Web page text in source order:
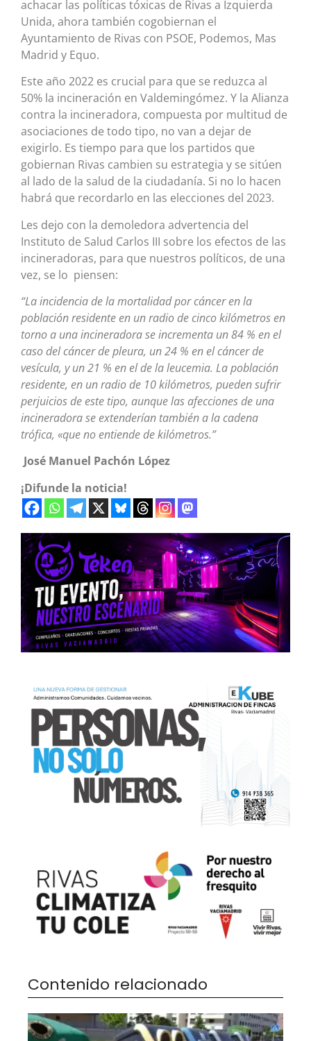
achacar las políticas tóxicas de Rivas a Izquierda
Unida, ahora también cogobiernan el
Ayuntamiento de Rivas con PSOE, Podemos, Mas
Madrid y Equo.
Este año 2022 es crucial para que se reduzca al
50% la incineración en Valdemingómez. Y la Alianza
contra la incineradora, compuesta por multitud de
asociaciones de todo tipo, no van a dejar de
exigirlo. Es tiempo para que los partidos que
gobiernan Rivas cambien su estrategia y se sitúen
al lado de la salud de la ciudadanía. Si no lo hacen
habrá que recordarlo en las elecciones del 2023.
Les dejo con la demoledora advertencia del
Instituto de Salud Carlos III sobre los efectos de las
incineradoras, para que nuestros políticos, de una
vez, se lo piensen:
“Laincidencia de la mortalidad por cáncer en la
población residente en un radio de cinco kilómetros en
torno a una incineradora se incrementa un 84 % en el
caso del cáncer de pleura, un 24 % en el cáncer de
vesícula, y un 21 % en el de la leucemia. La población
residente, en un radio de 10 kilómetros, pueden sufrir
perjuicios de este tipo, aunque las afecciones de una
incineradora se extenderían también a la cadena
trófica, «que no entiende de kilómetros.”
José Manuel Pachón López
¡Difunde la noticia!
Contenido relacionado